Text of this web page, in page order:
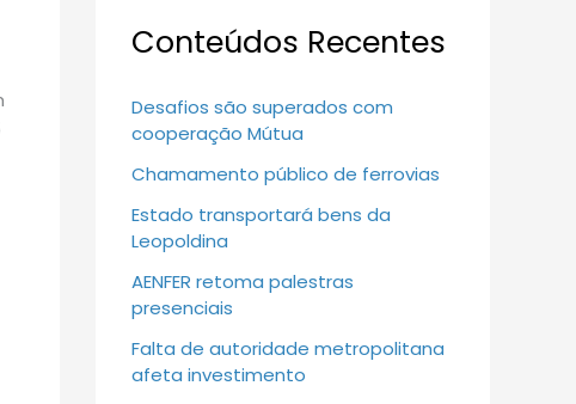
Conteúdos Recentes
Desafios são superados com
cooperação Mútua
Chamamento público de ferrovias
Estado transportará bens da
Leopoldina
AENFER retoma palestras
presenciais
Falta de autoridade metropolitana
afeta investimento